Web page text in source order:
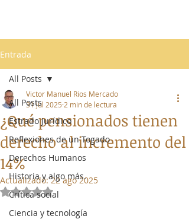
Entrada
All Posts
Estrado Jurídico
Reflexiones de un Togado
Derechos Humanos
Historia y algo más.
Crítica social
Ciencia y tecnología
All Posts
¿Qué pensionados tienen
derecho al incremento del
14%
Victor Manuel Rios Mercado
31 jul 2025 2 min de lectura
Actualizado:22 ago 2025
Obtuvo NaN de 5 estrellas.